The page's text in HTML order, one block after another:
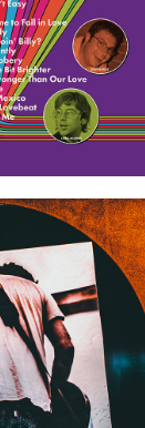
2023-07-14